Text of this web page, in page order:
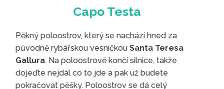
Pěkný poloostrov, který se nachází hned za
původně rybářskou vesničkouSanta Teresa
Gallura. Na poloostrově končí silnice, takže
dojeďte nejdál co to jde a pak už budete
pokračovat pěšky. Poloostrov se dá celý